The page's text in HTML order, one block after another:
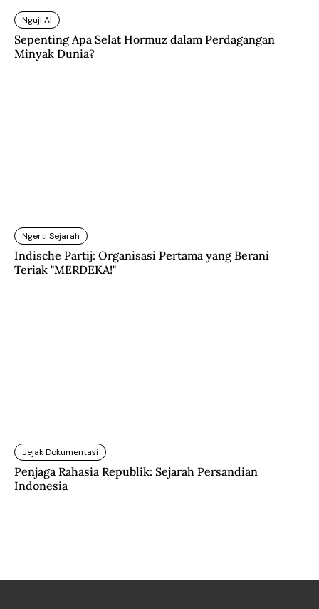
Nguji AI
Sepenting Apa Selat Hormuz dalam Perdagangan
Minyak Dunia?
Ngerti Sejarah
Indische Partij: Organisasi Pertama yang Berani
Teriak "MERDEKA!"
Jejak Dokumentasi
Penjaga Rahasia Republik: Sejarah Persandian
Indonesia